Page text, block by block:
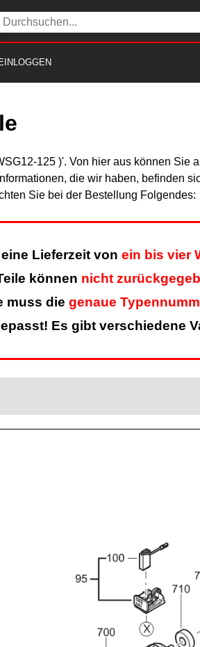
EINLOGGEN
125 )'. Von hier aus können Sie
die wir haben, befinden
Sie bei der Bestellung Folgendes:
Lieferzeit von ein bis vier
können nicht
muss die genaue
Es gibt verschiedene